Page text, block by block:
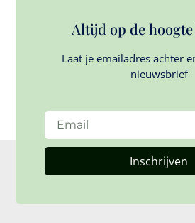
Altijd op de
Laat je emailadres achter
nieuwsbrief
Inschrijven